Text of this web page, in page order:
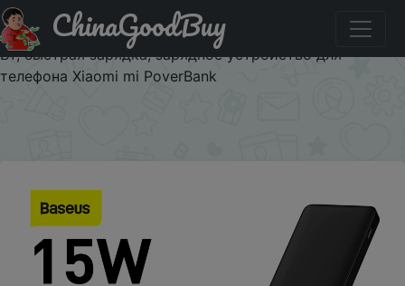
Купити по знижці RUBK15W Портативное зарядное
устройство Baseus 10000 мАч, внешняя батарея PD 15
Вт, быстрая зарядка, зарядное устройство для
телефона Xiaomi mi PoverBank
ChinaGoodBuy